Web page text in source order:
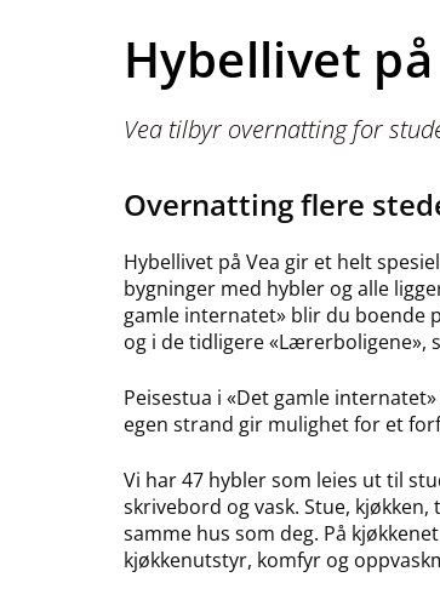
Hybellivet på
Vea tilbyr overnatting for
Overnatting flere
Hybellivet på Vea gir et helt
bygninger med hybler og alle
gamle internatet» blir du boende
og i de tidligere «Lærerboligene»,
Peisestua i «Det gamle
egen strand gir mulighet for et
Vi har 47 hybler som leies ut til
skrivebord og vask. Stue,
samme hus som deg. På
kjøkkenutstyr, komfyr og